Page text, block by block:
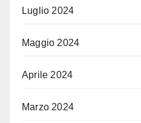
Luglio 2024
Maggio 2024
Aprile 2024
Marzo 2024